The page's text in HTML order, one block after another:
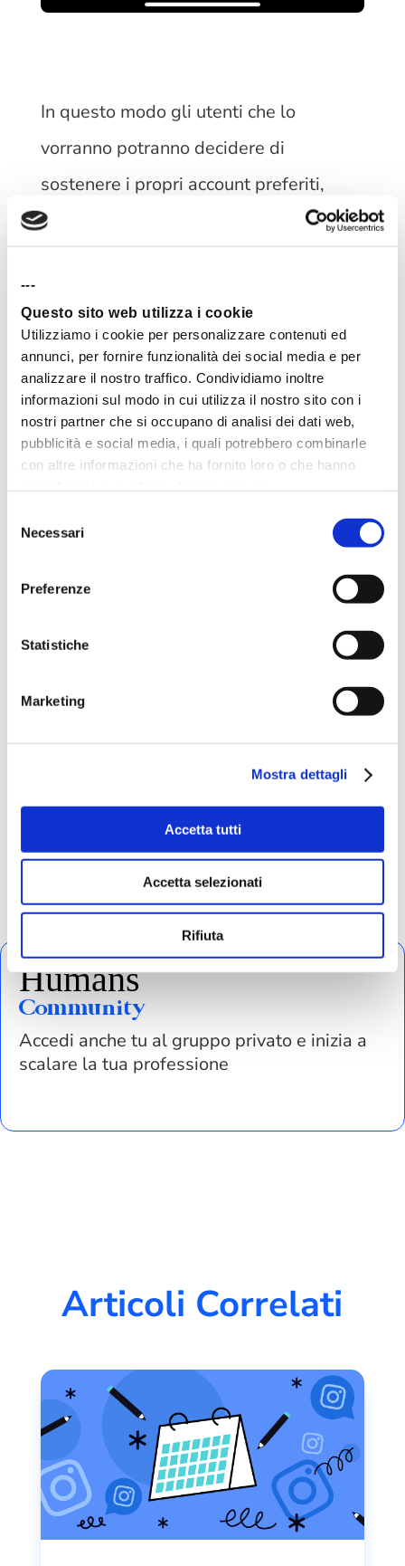
---
Questo sito web utilizza i cookie
Utilizziamo i cookie per personalizzare contenuti ed
annunci, per fornire funzionalità dei social media e per
analizzare il nostro traffico. Condividiamo inoltre
informazioni sul modo in cui utilizza il nostro sito con i
nostri partner che si occupano di analisi dei dati web,
pubblicità e social media, i quali potrebbero combinarle
con altre informazioni che ha fornito loro o che hanno
delNecessari
Preferenze
Statistiche
Marketing
Mostra dettagli
Accetta tutti
Accetta selezionati
Rifiuta
In questo modo gli utenti che lo
vorranno potranno decidere di
sostenere i propri account preferiti,
oltre che usufruire di contenuti in via
Quando saranno disponibili le
storie esclusive?
Sebbene l’azienda abbia deciso di non
rivelare dettagli specifici sui suoi piani,
pagamento disponibili, ha confermato
questa funzionalità. Se da un lato non si
può sapere con certezza quando verrà
rilasciata, questa conferma fa presagire
Humans
Community
Accedi anche tu al gruppo privato e inizia a
scalare la tua professione
Articoli Correlati